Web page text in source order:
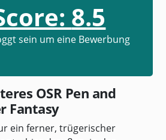
8.5
sein um eine Bewerbung
OSR Pen and
Fantasy
ein ferner, trügerischer